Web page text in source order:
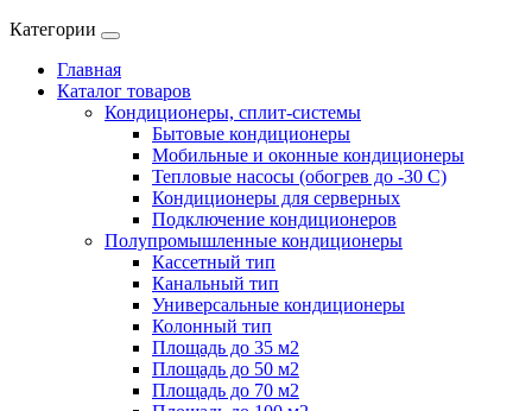
Категории
Главная
Каталог товаров
Кондиционеры, сплит-системы
Бытовые кондиционеры
Мобильные и оконные кондиционеры
Тепловые насосы (обогрев до -30 C)
Кондиционеры для серверных
Подключение кондиционеров
Полупромышленные кондиционеры
Кассетный тип
Канальный тип
Универсальные кондиционеры
Колонный тип
Площадь до 35 м2
Площадь до 50 м2
Площадь до 70 м2